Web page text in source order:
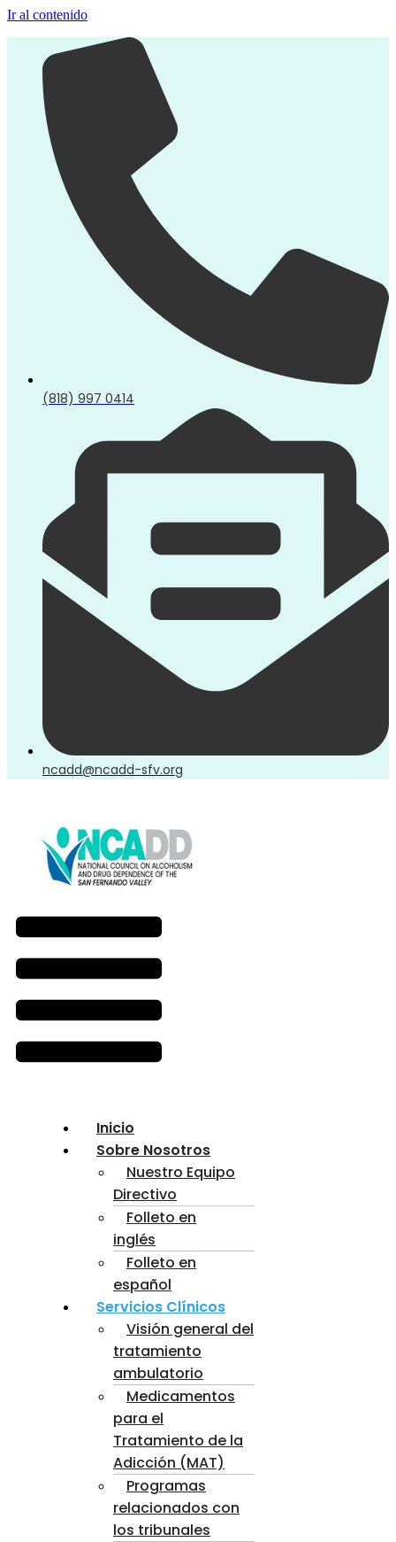
Ir al contenido
(818) 997 0414
ncadd@ncadd-sfv.org
Inicio
Sobre Nosotros
Nuestro Equipo
Directivo
Folleto en
inglés
Folleto en
español
Servicios Clínicos
Visión general del
tratamiento
ambulatorio
Medicamentos
para el
Tratamiento de la
Adicción (MAT)
Programas
relacionados con
los tribunales